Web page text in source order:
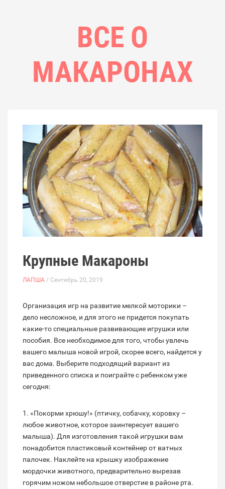
ВСЕ О
МАКАРОНАХ
Крупные Макароны
ЛАПША / Сентябрь 20, 2019
Организация игр на развитие мелкой моторики –
дело несложное, и для этого не придется покупать
какие-то специальные развивающие игрушки или
пособия. Все необходимое для того, чтобы увлечь
вашего малыша новой игрой, скорее всего, найдется у
вас дома. Выберите подходящий вариант из
приведенного списка и поиграйте с ребенком уже
сегодня:
1. «Покорми хрюшу!» (птичку, собачку, коровку –
любое животное, которое заинтересует вашего
малыша). Для изготовления такой игрушки вам
понадобится пластиковый контейнер от ватных
палочек. Наклейте на крышку изображение
мордочки животного, предварительно вырезав
горячим ножом небольшое отверстие в районе рта.